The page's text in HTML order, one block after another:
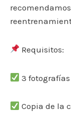
Requisitos:
3
Copia de la